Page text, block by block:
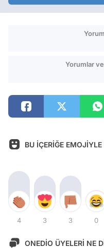
Yorumlar
BU İÇERİĞE
4 3 3 0
ONEDİO ÜYELERİ NE